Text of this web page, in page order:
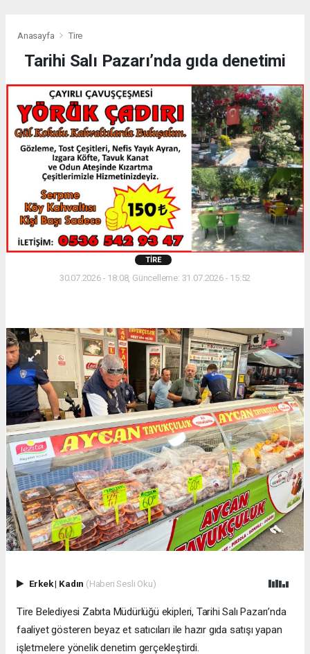
Anasayfa Tire
Tarihi Salı Pazarı’nda gıda denetimi
TIRE
30.07.2026 - 18:08, Güncelleme: 31.07.2026 - 15:52
Erkek| Kadın (Haberi Sesli Oku)
Tire Belediyesi Zabıta Müdürlüğü ekipleri, Tarihi Salı Pazarı’nda
faaliyet gösteren beyaz et satıcıları ile hazır gıda satışı yapan
işletmelere yönelik denetim gerçekleştirdi.